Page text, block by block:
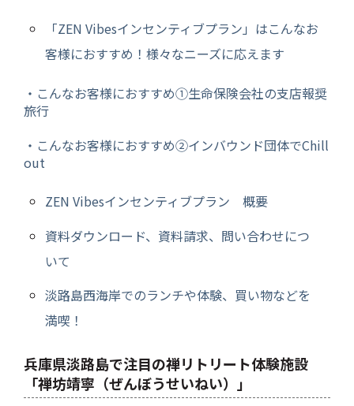
「ZEN Vibesインセンティブプラン」はこんなお
客様におすすめ！様々なニーズに応えます
・こんなお客様におすすめ①生命保険会社の支店報奨
旅行
・こんなお客様におすすめ➁インバウンド団体でChill
out
ZEN Vibesインセンティブプラン 概要
資料ダウンロード、資料請求、問い合わせにつ
いて
淡路島西海岸でのランチや体験、買い物などを
満喫！
兵庫県淡路島で注目の禅リトリート体験施設
「禅坊靖寧（ぜんぼうせいねい）」